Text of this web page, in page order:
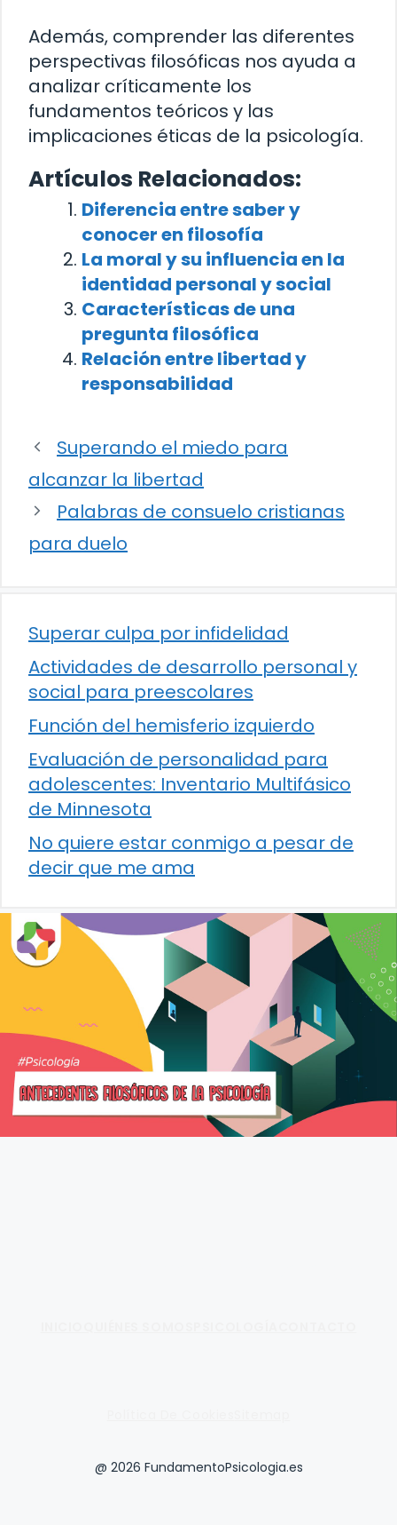
Además, comprender las diferentes
perspectivas filosóficas nos ayuda a
analizar críticamente los
fundamentos teóricos y las
implicaciones éticas de la psicología.
Artículos Relacionados:
Diferencia entre saber y
conocer en filosofía
La moral y su influencia en la
identidad personal y social
Características de una
pregunta filosófica
Relación entre libertad y
responsabilidad
Superando el miedo para
alcanzar la libertad
Palabras de consuelo cristianas
para duelo
Superar culpa por infidelidad
Actividades de desarrollo personal y
social para preescolares
Función del hemisferio izquierdo
Evaluación de personalidad para
adolescentes: Inventario Multifásico
de Minnesota
No quiere estar conmigo a pesar de
decir que me ama
@ 2026 FundamentoPsicologia.es